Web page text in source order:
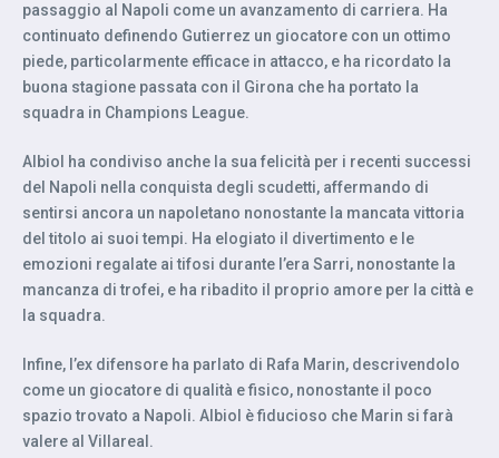
passaggio al Napoli come un avanzamento di carriera. Ha
continuato definendo Gutierrez un giocatore con un ottimo
piede, particolarmente efficace in attacco, e ha ricordato la
buona stagione passata con il Girona che ha portato la
squadra in Champions League.
Albiol ha condiviso anche la sua felicità per i recenti successi
del Napoli nella conquista degli scudetti, affermando di
sentirsi ancora un napoletano nonostante la mancata vittoria
del titolo ai suoi tempi. Ha elogiato il divertimento e le
emozioni regalate ai tifosi durante l’era Sarri, nonostante la
mancanza di trofei, e ha ribadito il proprio amore per la città e
la squadra.
Infine, l’ex difensore ha parlato di Rafa Marin, descrivendolo
come un giocatore di qualità e fisico, nonostante il poco
spazio trovato a Napoli. Albiol è fiducioso che Marin si farà
valere al Villareal.